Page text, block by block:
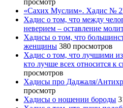
просмотр
«Сахих Муслим». Хадис №
Хадис о том, что между
неверием – оставление
Хадисы о том, что
женщины 380 просмотров
Хадис о том, что лучшими
кто лучше всех относится к
просмотров
Хадисы про Даджаля/
просмотр
Хадисы о ношении бороды